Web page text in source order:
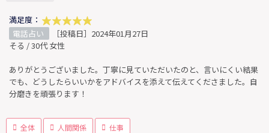
満足度：
電話占い
［投稿日］2024年01月27日
そる / 30代 女性
ありがとうございました。丁寧に見ていただいたのと、言いにくい結果
でも、どうしたらいいかをアドバイスを添えて伝えてくださました。自
分磨きを頑張ります！
全体 人間関係 仕事